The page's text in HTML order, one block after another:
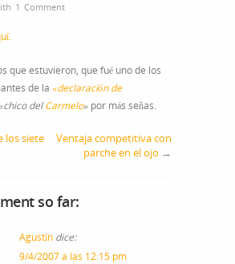
1 Comment
que estuvieron, que fué uno de los
de la «declaración de
delCarmelo» por más señas.
los siete
Ventaja competitiva con
parche en el ojo →
so far:
Agustín dice:
9/4/2007 a las 12:15 pm